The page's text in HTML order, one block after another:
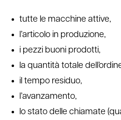
tutte le macchine attive,
l’articolo in produzione,
i pezzi buoni prodotti,
la quantità totale
il tempo residuo,
l’avanzamento,
lo stato delle chiamate